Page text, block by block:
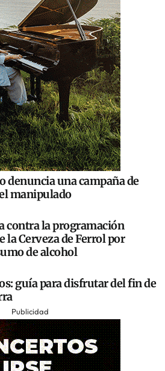
denuncia una campaña de
manipulado
contra la programación
la Cerveza de Ferrol por
de alcohol
guía para disfrutar del fin de
Publicidad